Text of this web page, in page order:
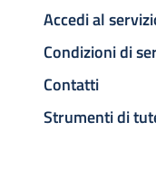
Accedi al
Condizioni di
Contatti
Strumenti di